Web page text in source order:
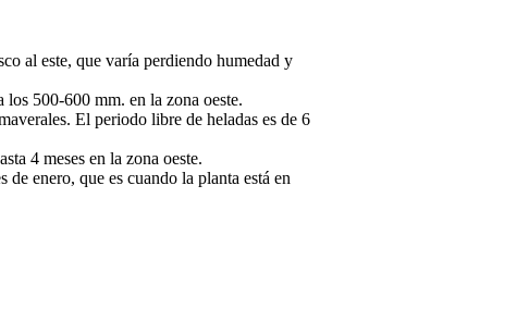
al este, que varía perdiendo humedad y
los 500-600 mm. en la zona oeste.
El periodo libre de heladas es de 6
4 meses en la zona oeste.
enero, que es cuando la planta está en